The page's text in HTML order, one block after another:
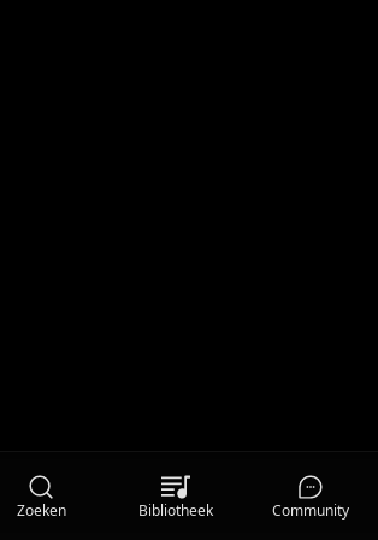
Zoeken Bibliotheek Community